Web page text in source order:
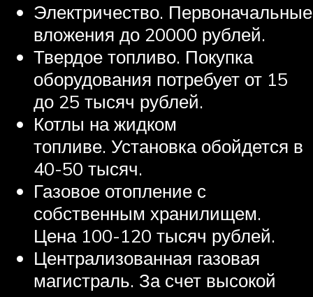
Электричество. Первоначальные
вложения до 20000 рублей.
Твердое топливо. Покупка
оборудования потребует от 15
до 25 тысяч рублей.
Котлы на жидком
топливе. Установка обойдется в
40-50 тысяч.
Газовое отопление с
собственным хранилищем.
Цена 100-120 тысяч рублей.
Централизованная газовая
магистраль. За счет высокой